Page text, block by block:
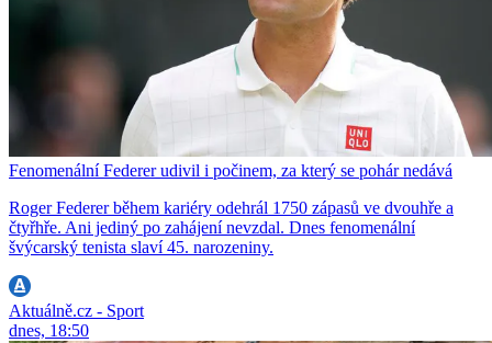
Fenomenální Federer udivil i počinem, za který se pohár nedává
Roger Federer během kariéry odehrál 1750 zápasů ve dvouhře a
čtyřhře. Ani jediný po zahájení nevzdal. Dnes fenomenální
švýcarský tenista slaví 45. narozeniny.
Aktuálně.cz - Sport
dnes, 18:50